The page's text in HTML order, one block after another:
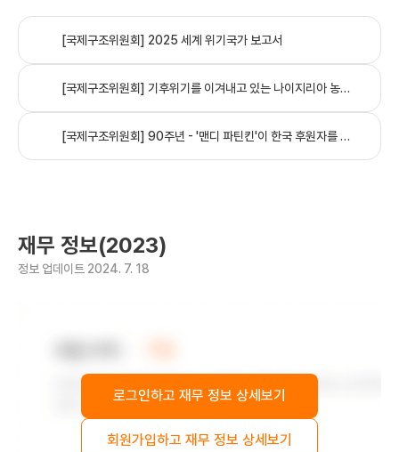
[국제구조위원회] 2025 세계 위기국가 보고서
[국제구조위원회] 기후위기를 이겨내고 있는 나이지리아 농부들의 이야기
[국제구조위원회] 90주년 - '맨디 파틴킨'이 한국 후원자를 위해 보내온 특별한 메시지
재무 정보(2023)
정보 업데이트 2024. 7. 18
로그인하고 재무 정보 상세보기
회원가입하고 재무 정보 상세보기